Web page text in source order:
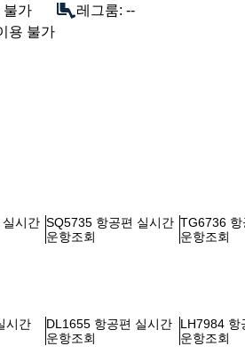
불가
용 불가
레그룸: --
시간 SQ5735 항공편 실시간
운항조회
TG6736
운항조회
시간
DL1655 항공편 실시간
운항조회
LH7984 항
운항조회